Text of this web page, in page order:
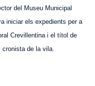
del Museu Municipal
iniciar els expedients per a
Crevillentina i el títol de
de la vila.